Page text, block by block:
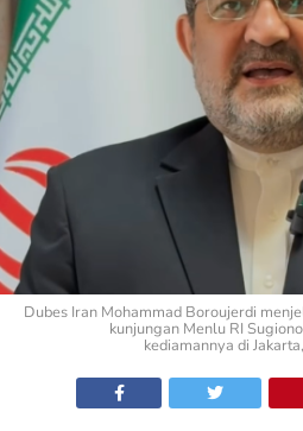
Dubes Iran Mohammad Boroujerdi
kunjungan Menlu RI
kediamannya di